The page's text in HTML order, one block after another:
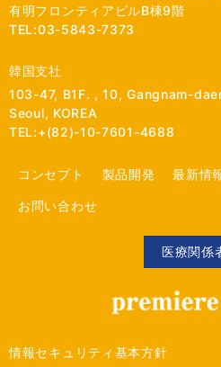
有明フロンティアビルB棟9階
TEL:03-5843-7373
韓国支社
103-47, B1F. , 10, Gangnam-
Seoul, KOREA
TEL:+(82)-10-7601-4688
コンセプト 製品開発 最新情
お問い合わせ
医療関係
情報セキュリティ基本方針